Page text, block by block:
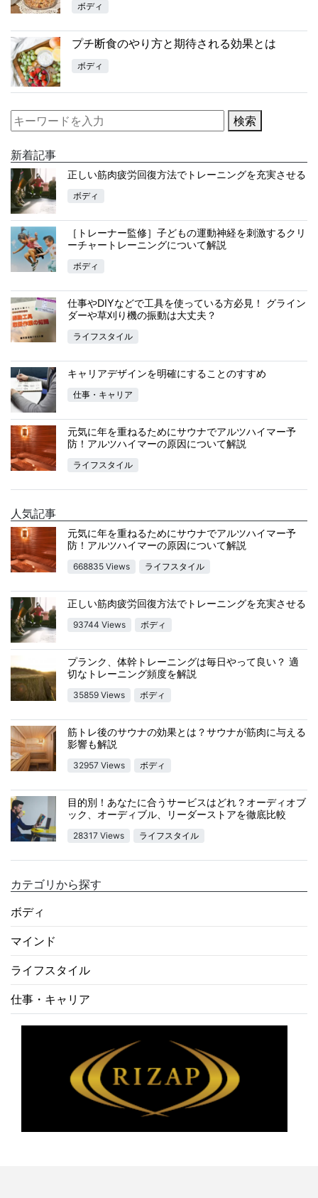
ボディ
プチ断食のやり方と期待される効果とは
ボディ
検索
新着記事
正しい筋肉疲労回復方法でトレーニングを充実させる
ボディ
［トレーナー監修］子どもの運動神経を刺激するクリ
ーチャートレーニングについて解説
ボディ
仕事やDIYなどで工具を使っている方必見！ グライン
ダーや草刈り機の振動は大丈夫？
ライフスタイル
キャリアデザインを明確にすることのすすめ
仕事・キャリア
元気に年を重ねるためにサウナでアルツハイマー予
防！アルツハイマーの原因について解説
ライフスタイル
人気記事
元気に年を重ねるためにサウナでアルツハイマー予
防！アルツハイマーの原因について解説
668835 Views ライフスタイル
正しい筋肉疲労回復方法でトレーニングを充実させる
93744 Views ボディ
プランク、体幹トレーニングは毎日やって良い？ 適
切なトレーニング頻度を解説
35859 Views ボディ
筋トレ後のサウナの効果とは？サウナが筋肉に与える
影響も解説
32957 Views ボディ
目的別！あなたに合うサービスはどれ？オーディオブ
ック、オーディブル、リーダーストアを徹底比較
28317 Views ライフスタイル
カテゴリから探す
ボディ
マインド
ライフスタイル
仕事・キャリア